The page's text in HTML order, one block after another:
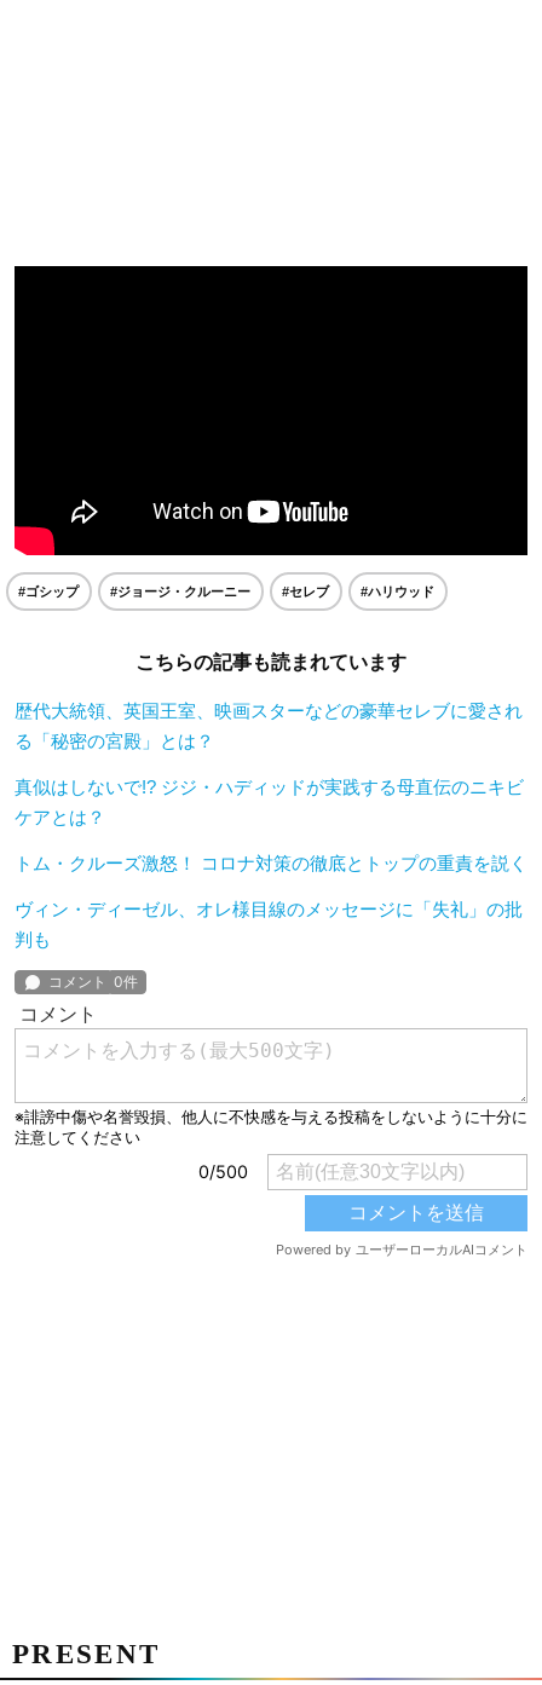
#ゴシップ #ジョージ・クルーニー #セレブ #ハリウッド
こちらの記事も読まれています
歴代大統領、英国王室、映画スターなどの豪華セレブに愛され
る「秘密の宮殿」とは？
真似はしないで!? ジジ・ハディッドが実践する母直伝のニキビ
ケアとは？
トム・クルーズ激怒！ コロナ対策の徹底とトップの重責を説く
ヴィン・ディーゼル、オレ様目線のメッセージに「失礼」の批
判も
PRESENT